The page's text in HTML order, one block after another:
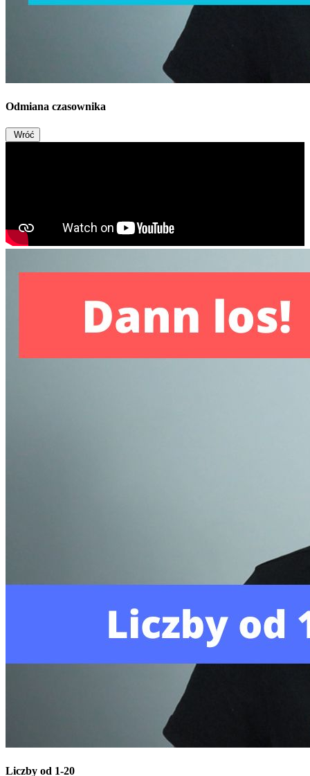
Odmiana czasownika
Wróć
Liczby od 1-20